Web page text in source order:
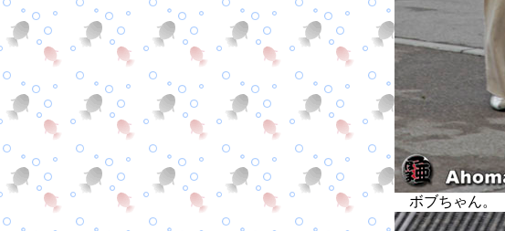
ボブちゃん。